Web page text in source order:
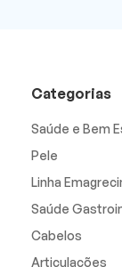
Categorias
Saúde e Bem
Pele
Linha
Saúde
Cabelos
Articulações